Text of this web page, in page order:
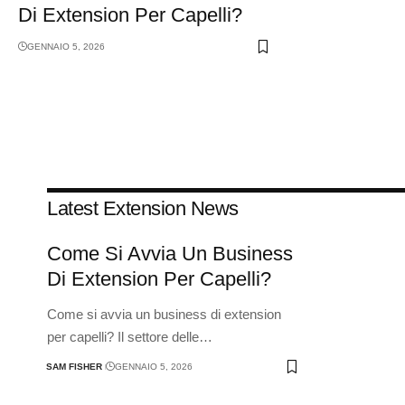
Di Extension Per Capelli?
GENNAIO 5, 2026
Latest Extension News
Come Si Avvia Un Business
Di Extension Per Capelli?
Come si avvia un business di extension
per capelli? Il settore delle…
SAM FISHER GENNAIO 5, 2026